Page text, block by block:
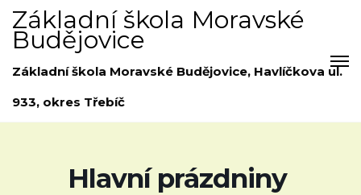
Základní škola Moravské
Budějovice
Základní škola Moravské Budějovice, Havlíčkova ul.
933, okres Třebíč
Hlavní prázdniny